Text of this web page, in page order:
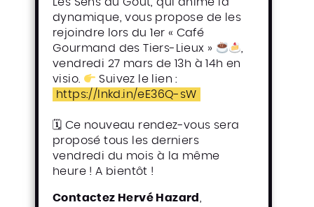
Les Sens du Goût, qui anime la
dynamique, vous propose de les
rejoindre lors du 1er « Café
Gourmand des Tiers-Lieux »
,
vendredi 27 mars de 13h à 14h en
visio.
Suivez le lien :
https://lnkd.in/eE36Q-sW
🗓 Ce nouveau rendez-vous sera
proposé tous les derniers
vendredi du mois à la même
heure ! A bientôt !
Contactez Hervé Hazard ,